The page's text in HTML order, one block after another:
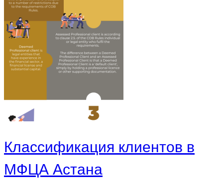
Классификация клиентов в
МФЦА Астана